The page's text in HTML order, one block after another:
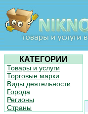
КАТЕГОРИИ
Товары и услуги
Торговые марки
Виды деятельности
Города
Регионы
Страны